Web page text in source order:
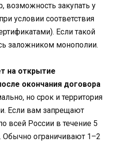
возможность закупать у
условии соответствия
Если такой
заложником монополии.
на открытие
окончания договора
но срок и территория
Если вам запрещают
всей России в течение 5
Обычно ограничивают 1–2